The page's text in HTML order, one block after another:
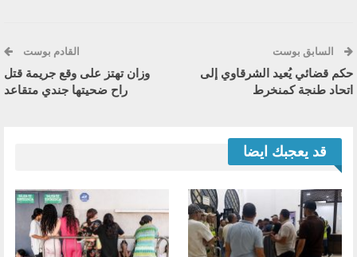
السابق بوست
حكم قضائي يُعيد الشرقاوي إلى
اتحاد طنجة كمنخرط
القادم بوست
وزان تهتز على وقع جريمة قتل
راح ضحيتها جندي متقاعد
قد يعجبك ايضا